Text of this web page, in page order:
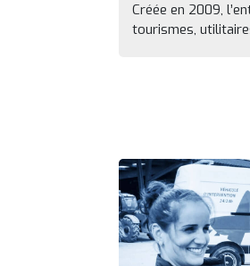
Créée en 2009,
tourismes,